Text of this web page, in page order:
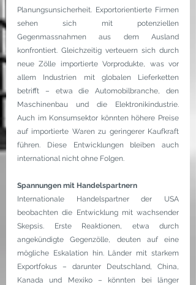
Planungsunsicherheit. Exportorientierte Firmen
sehen sich mit potenziellen
Gegenmassnahmen aus dem Ausland
konfrontiert. Gleichzeitig verteuern sich durch
neue Zölle importierte Vorprodukte, was vor
allem Industrien mit globalen Lieferketten
betrifft – etwa die Automobilbranche, den
Maschinenbau und die Elektronikindustrie.
Auch im Konsumsektor könnten höhere Preise
auf importierte Waren zu geringerer Kaufkraft
führen. Diese Entwicklungen bleiben auch
international nicht ohne Folgen.
Spannungen mit Handelspartnern
Internationale Handelspartner der USA
beobachten die Entwicklung mit wachsender
Skepsis. Erste Reaktionen, etwa durch
angekündigte Gegenzölle, deuten auf eine
mögliche Eskalation hin. Länder mit starkem
Exportfokus – darunter Deutschland, China,
Kanada und Mexiko – könnten bei länger